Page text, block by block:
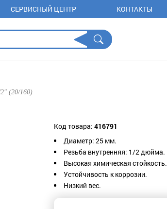
СЕРВИСНЫЙ ЦЕНТР КОНТАКТЫ
(20/160)
Код товара: 416791
Диаметр: 25 мм.
Резьба внутренняя: 1/2 дюйма.
Высокая химическая стойкость.
Устойчивость к коррозии.
Низкий вес.